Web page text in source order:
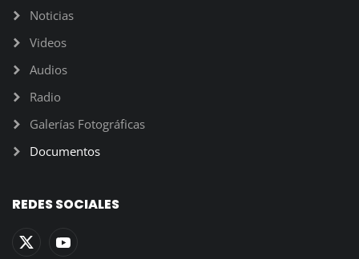
Noticias
Videos
Audios
Radio
Galerías Fotográficas
Documentos
REDES SOCIALES